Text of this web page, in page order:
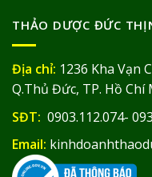
THẢO DƯỢC ĐỨC
Địa chỉ: 1236 Kha Vạn
Q.Thủ Đức, TP. Hồ Chí
SĐT: 0903.112.074-
Email: